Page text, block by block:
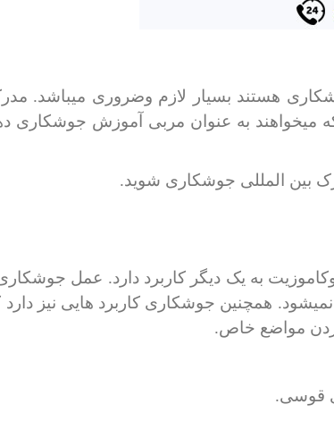
هستند بسیار لازم وضروری میباشد.
میخواهند به عنوان مربی آموزش جوشکاری
بین المللی جوشکاری شوید.
به یک دیگر کاربرد دارد. عمل جوشکاری
همچنین جوشکاری کاربرد هایی نیز
مواضع خاص.
قوسی.